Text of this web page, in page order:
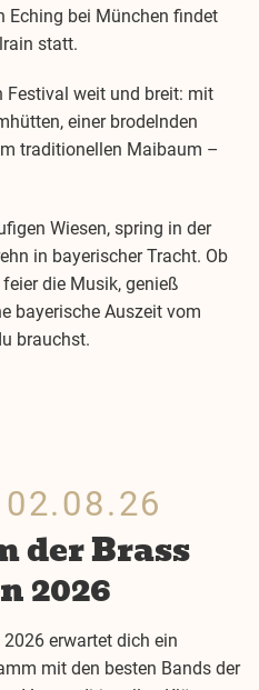
Eching bei München findet
statt.
Festival weit und breit: mit
einer brodelnden
traditionellen Maibaum –
Wiesen, spring in der
in bayerischer Tracht. Ob
die Musik, genieß
bayerische Auszeit vom
brauchst.
der Brass
2026
erwartet dich ein
mit den besten Bands der